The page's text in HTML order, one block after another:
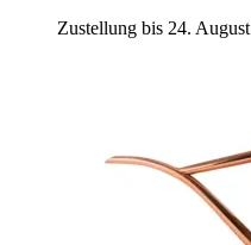
Zustellung bis 24. August